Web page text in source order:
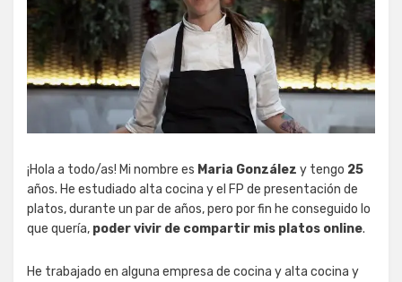
¡Hola a todo/as! Mi nombre es Maria González y tengo 25
años. He estudiado alta cocina y el FP de presentación de
platos, durante un par de años, pero por fin he conseguido lo
que quería, poder vivir de compartir mis platos online.
He trabajado en alguna empresa de cocina y alta cocina y